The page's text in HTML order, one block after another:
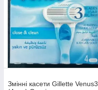
Змінні касети Gillette Venus3